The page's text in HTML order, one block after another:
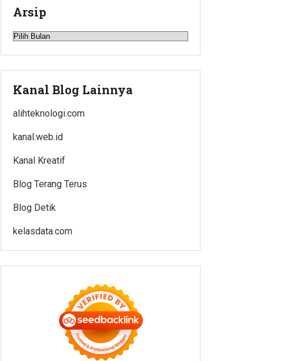
Arsip
Arsip
Kanal Blog Lainnya
alihteknologi.com
kanal.web.id
Kanal Kreatif
Blog Terang Terus
Blog Detik
kelasdata.com